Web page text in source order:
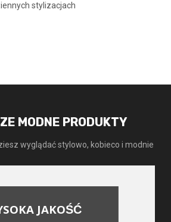
stylizacjach
MODNE PRODUKTY
wyglądać stylowo, kobieco i modnie
JAKOŚĆ